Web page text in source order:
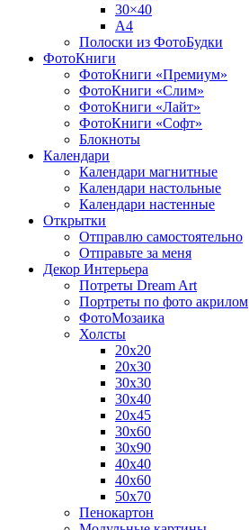
30×40
A4
Полоски из ФотоБудки
ФотоКниги
ФотоКниги «Премиум»
ФотоКниги «Слим»
ФотоКниги «Лайт»
ФотоКниги «Софт»
Блокноты
Календари
Календари магнитные
Календари настольные
Календари настенные
Открытки
Отправлю самостоятельно
Отправьте за меня
Декор Интерьера
Потреты Dream Art
Портреты по фото акрилом
ФотоМозаика
Холсты
20х20
20х30
30х30
30х40
20х45
30х60
30х90
40х40
40х60
50х70
Пенокартон